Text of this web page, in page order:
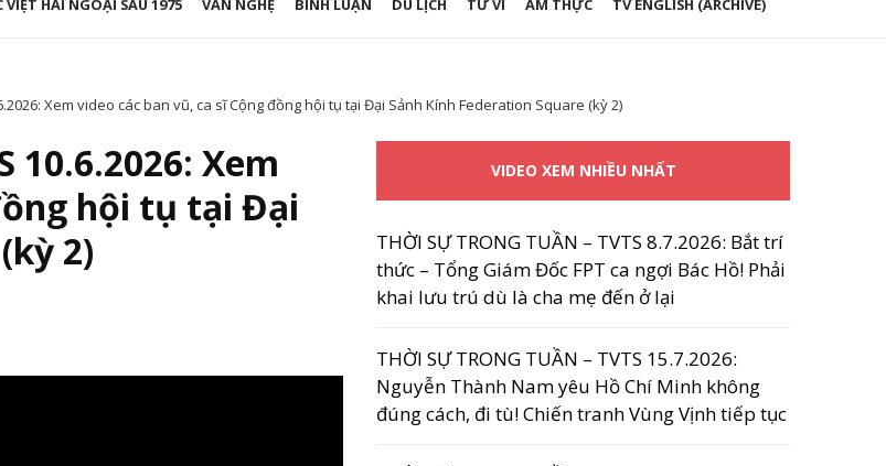
VIỆT HẢI NGOẠI SAU 1975 VĂN NGHỆ BÌNH LUẬN DU LỊCH TỬ VI ẨM THỰC TV ENGLISH (ARCHIVE)
Xem video các ban vũ, ca sĩ Cộng đồng hội tụ tại Đại Sảnh Kính Federation Square (kỳ 2)
10.6.2026: Xem
hội tụ tại Đại
2)
VIDEO XEM NHIỀU NHẤT
THỜI SỰ TRONG TUẦN – TVTS 8.7.2026: Bắt trí
thức – Tổng Giám Đốc FPT ca ngợi Bác Hồ! Phải
khai lưu trú dù là cha mẹ đến ở lại
THỜI SỰ TRONG TUẦN – TVTS 15.7.2026:
Nguyễn Thành Nam yêu Hồ Chí Minh không
đúng cách, đi tù! Chiến tranh Vùng Vịnh tiếp tục